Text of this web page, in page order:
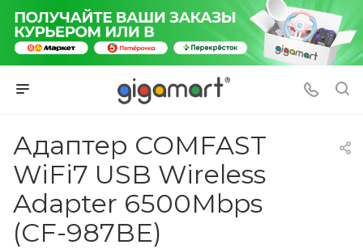
Адаптер COMFAST
WiFi7 USB Wireless
Adapter 6500Mbps
(CF-987BE)